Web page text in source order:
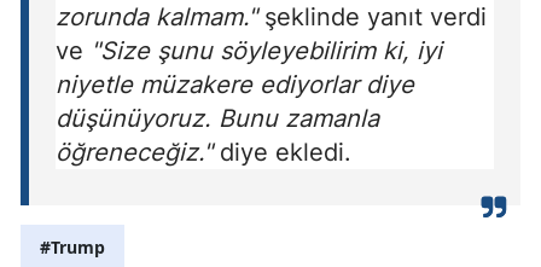
zorunda kalmam."şeklinde yanıt verdi
ve "Size şunu söyleyebilirim ki, iyi
niyetle müzakere ediyorlar diye
düşünüyoruz. Bunu zamanla
öğreneceğiz."diye ekledi.
#Trump